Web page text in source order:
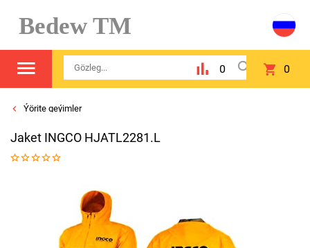
Bedew TM
0 0
Ýörite geýimler
Jaket INGCO HJATL2281.L